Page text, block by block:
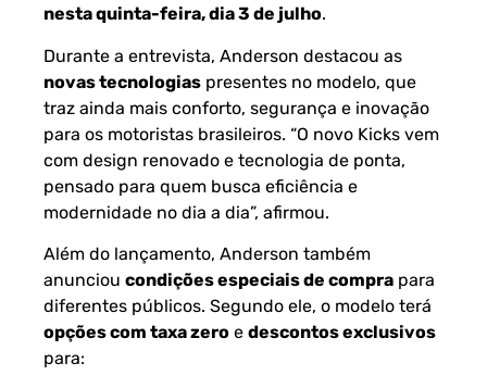
nesta quinta-feira, dia 3 de julho.
Durante a entrevista, Anderson destacou as
novas tecnologias presentes no modelo, que
traz ainda mais conforto, segurança e inovação
para os motoristas brasileiros. “O novo Kicks vem
com design renovado e tecnologia de ponta,
pensado para quem busca eficiência e
modernidade no dia a dia”, afirmou.
Além do lançamento, Anderson também
anunciou condições especiais de compra para
diferentes públicos. Segundo ele, o modelo terá
opções com taxa zero e descontos exclusivos
para: